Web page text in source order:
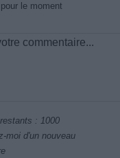
le moment
: 1000
moi d'un nouveau